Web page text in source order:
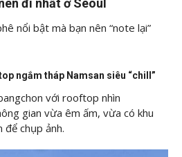
đi nhất ở Seoul
nổi bật mà bạn nên “note lại”
ngắm tháp Namsan siêu “chill”
với rooftop nhìn
gian vừa êm ấm, vừa có khu
chụp ảnh.